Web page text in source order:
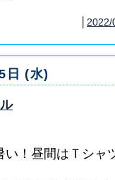
2022/
日 (水)
い！昼間はＴシャ